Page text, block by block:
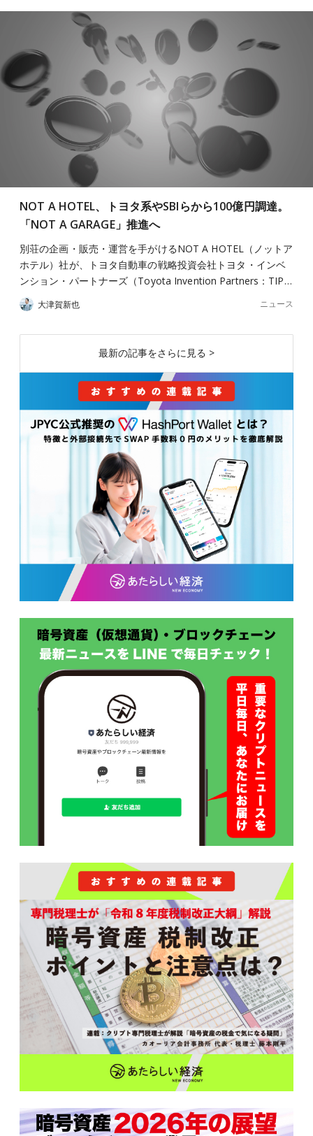
NOT A HOTEL、トヨタ系やSBIらから100億円調達。
「NOT A GARAGE」推進へ
別荘の企画・販売・運営を手がけるNOT A HOTEL（ノットア
ホテル）社が、トヨタ自動車の戦略投資会社トヨタ・インベ
ンション・パートナーズ（Toyota Invention Partners：TIP…
大津賀新也 ニュース
最新の記事をさらに見る >